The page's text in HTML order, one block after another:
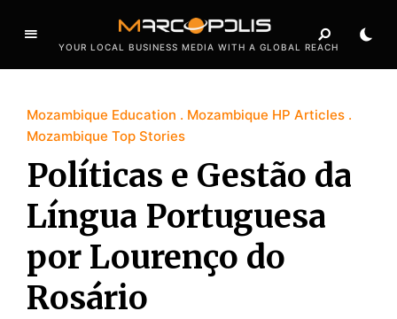
YOUR LOCAL BUSINESS MEDIA WITH A GLOBAL REACH
Mozambique Education
Mozambique HP Articles
Mozambique Top Stories
Políticas e Gestão da
Língua Portuguesa
por Lourenço do
Rosário